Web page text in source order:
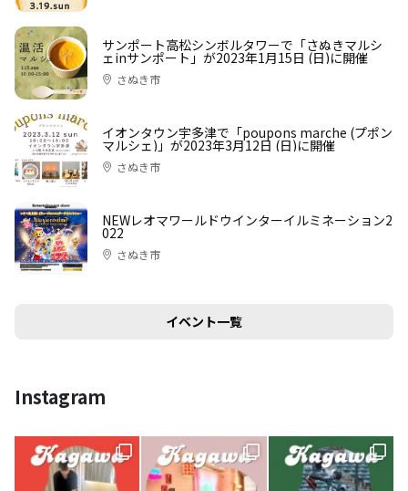
サンポート高松シンボルタワーで「さぬきマルシ
ェinサンポート」が2023年1月15日 (日)に開催
さぬき市
イオンタウン宇多津で「poupons marche (プポン
マルシェ)」が2023年3月12日 (日)に開催
さぬき市
NEWレオマワールドウインターイルミネーション2
022
さぬき市
イベント一覧
Instagram